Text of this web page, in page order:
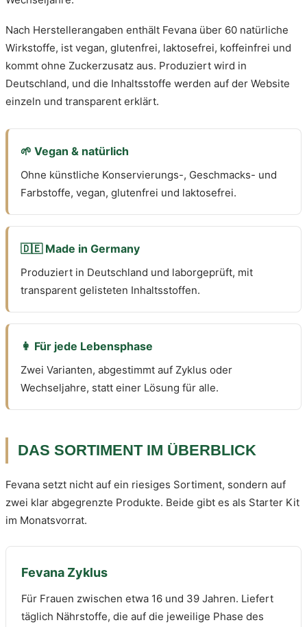
Nach Herstellerangaben enthält Fevana über 60 natürliche
Wirkstoffe, ist vegan, glutenfrei, laktosefrei, koffeinfrei und
kommt ohne Zuckerzusatz aus. Produziert wird in
Deutschland, und die Inhaltsstoffe werden auf der Website
einzeln und transparent erklärt.
🌱 Vegan & natürlich
Ohne künstliche Konservierungs-, Geschmacks- und
Farbstoffe, vegan, glutenfrei und laktosefrei.
🇩🇪 Made in Germany
Produziert in Deutschland und laborgeprüft, mit
transparent gelisteten Inhaltsstoffen.
👩 Für jede Lebensphase
Zwei Varianten, abgestimmt auf Zyklus oder
Wechseljahre, statt einer Lösung für alle.
DAS SORTIMENT IM ÜBERBLICK
Fevana setzt nicht auf ein riesiges Sortiment, sondern auf
zwei klar abgegrenzte Produkte. Beide gibt es als Starter Kit
im Monatsvorrat.
Fevana Zyklus
Für Frauen zwischen etwa 16 und 39 Jahren. Liefert
täglich Nährstoffe, die auf die jeweilige Phase des